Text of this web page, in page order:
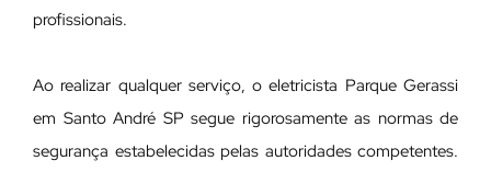
profissionais.
Ao realizar qualquer serviço, o eletricista Parque Gerassi
em Santo André SP segue rigorosamente as normas de
segurança estabelecidas pelas autoridades competentes.